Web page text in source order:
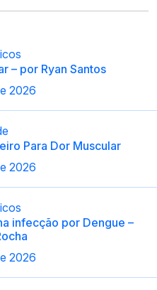
– por Ryan Santos
2026
Para Dor Muscular
2026
infecção por Dengue –
2026